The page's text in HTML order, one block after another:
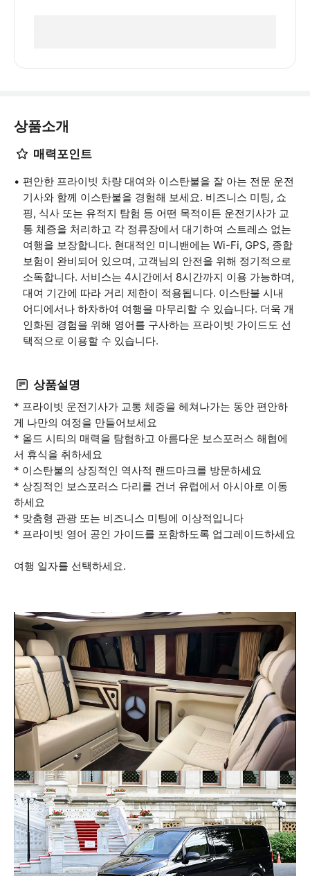
상품소개
매력포인트
편안한 프라이빗 차량 대여와 이스탄불을 잘 아는 전문 운전
기사와 함께 이스탄불을 경험해 보세요. 비즈니스 미팅, 쇼
핑, 식사 또는 유적지 탐험 등 어떤 목적이든 운전기사가 교
통 체증을 처리하고 각 정류장에서 대기하여 스트레스 없는
여행을 보장합니다. 현대적인 미니밴에는 Wi-Fi, GPS, 종합
보험이 완비되어 있으며, 고객님의 안전을 위해 정기적으로
소독합니다. 서비스는 4시간에서 8시간까지 이용 가능하며,
대여 기간에 따라 거리 제한이 적용됩니다. 이스탄불 시내
어디에서나 하차하여 여행을 마무리할 수 있습니다. 더욱 개
인화된 경험을 위해 영어를 구사하는 프라이빗 가이드도 선
택적으로 이용할 수 있습니다.
상품설명
* 프라이빗 운전기사가 교통 체증을 헤쳐나가는 동안 편안하
게 나만의 여정을 만들어보세요
* 올드 시티의 매력을 탐험하고 아름다운 보스포러스 해협에
서 휴식을 취하세요
* 이스탄불의 상징적인 역사적 랜드마크를 방문하세요
* 상징적인 보스포러스 다리를 건너 유럽에서 아시아로 이동
하세요
* 맞춤형 관광 또는 비즈니스 미팅에 이상적입니다
* 프라이빗 영어 공인 가이드를 포함하도록 업그레이드하세요
여행 일자를 선택하세요.